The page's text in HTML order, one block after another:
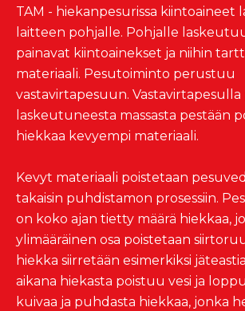
TAM - hiekanpesurissa kiintoaineet
laitteen pohjalle. Pohjalle
painavat kiintoainekset ja niihin
materiaali. Pesutoiminto perustuu
vastavirtapesuun.
laskeutuneesta massasta pestään
hiekkaa kevyempi materiaali.
Kevyt materiaali poistetaan
takaisin puhdistamon prosessiin.
on koko ajan tietty määrä hiekkaa,
ylimääräinen osa poistetaan
hiekka siirretään esimerkiksi
aikana hiekasta poistuu vesi ja
kuivaa ja puhdasta hiekkaa, jonka